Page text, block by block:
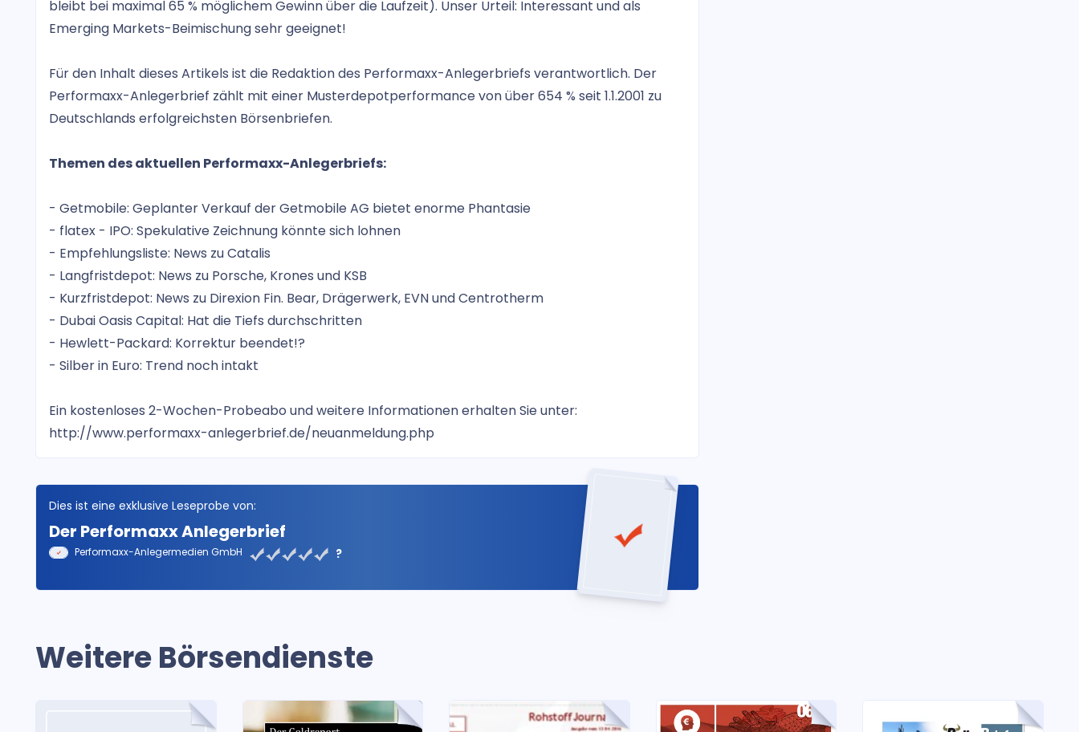
bleibt bei maximal 65 % möglichem Gewinn über die Laufzeit). Unser Urteil: Interessant und als
Emerging Markets-Beimischung sehr geeignet!
Für den Inhalt dieses Artikels ist die Redaktion des Performaxx-Anlegerbriefs verantwortlich. Der
Performaxx-Anlegerbrief zählt mit einer Musterdepotperformance von über 654 % seit 1.1.2001 zu
Deutschlands erfolgreichsten Börsenbriefen.
Themen des aktuellen Performaxx-Anlegerbriefs:
- Getmobile: Geplanter Verkauf der Getmobile AG bietet enorme Phantasie
- flatex - IPO: Spekulative Zeichnung könnte sich lohnen
- Empfehlungsliste: News zu Catalis
- Langfristdepot: News zu Porsche, Krones und KSB
- Kurzfristdepot: News zu Direxion Fin. Bear, Drägerwerk, EVN und Centrotherm
- Dubai Oasis Capital: Hat die Tiefs durchschritten
- Hewlett-Packard: Korrektur beendet!?
- Silber in Euro: Trend noch intakt
Ein kostenloses 2-Wochen-Probeabo und weitere Informationen erhalten Sie unter:
http://www.performaxx-anlegerbrief.de/neuanmeldung.php
Dies ist eine exklusive Leseprobe von:
Der Performaxx Anlegerbrief
Performaxx-Anlegermedien GmbH ?
Weitere Börsendienste